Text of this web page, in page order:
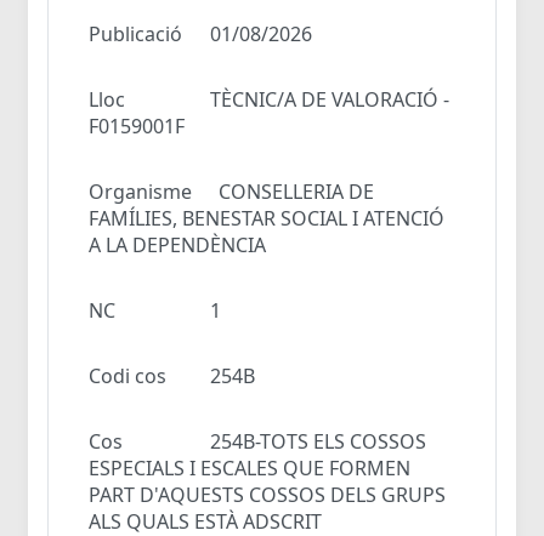
Publicació 01/08/2026
Lloc
TÈCNIC/A DE VALORACIÓ -
F0159001F
Organisme
CONSELLERIA DE
FAMÍLIES, BENESTAR SOCIAL I ATENCIÓ
A LA DEPENDÈNCIA
NC 1
Codi cos 254B
Cos
254B-TOTS ELS COSSOS
ESPECIALS I ESCALES QUE FORMEN
PART D'AQUESTS COSSOS DELS GRUPS
ALS QUALS ESTÀ ADSCRIT